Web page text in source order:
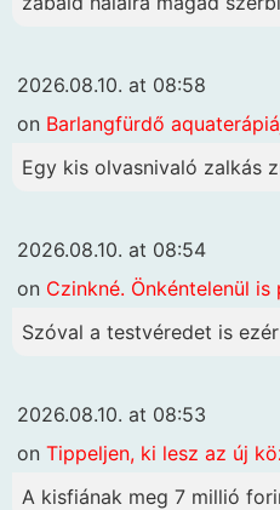
2026.08.10. at 08:58
on Barlangfürdő
Egy kis olvasnivaló zalkás
2026.08.10. at 08:54
on Czinkné. Önkéntelenül
Szóval a testvéredet is
2026.08.10. at 08:53
on Tippeljen, ki lesz az új
A kisfiának meg 7 millió